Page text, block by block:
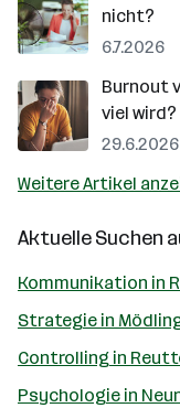
nicht?
6.7.2026
Burnout
viel wird?
29.6.2026
Weitere Artikel
Aktuelle Suchen
Kommunikation in
Strategie in
Controlling in
Psychologie in